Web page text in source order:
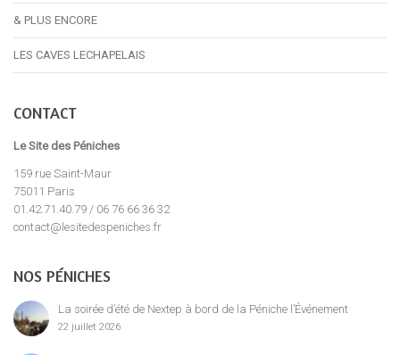
& PLUS ENCORE
LES CAVES LECHAPELAIS
CONTACT
Le Site des Péniches
159 rue Saint-Maur
75011 Paris
01.42.71.40.79 / 06 76 66 36 32
contact@lesitedespeniches.fr
NOS PÉNICHES
La soirée d’été de Nextep à bord de la Péniche l’Événement
22 juillet 2026